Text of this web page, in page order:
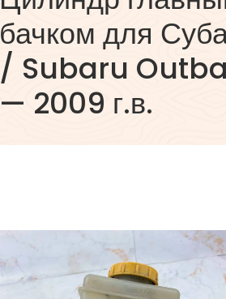
бачком для
/ Subaru
— 2009 г.в.